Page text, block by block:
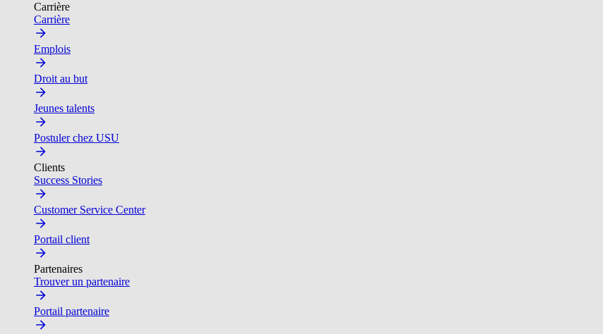
Carrière
Carrière
Emplois
Droit au but
Jeunes talents
Postuler chez USU
Clients
Success Stories
Customer Service Center
Portail client
Partenaires
Trouver un partenaire
Portail partenaire